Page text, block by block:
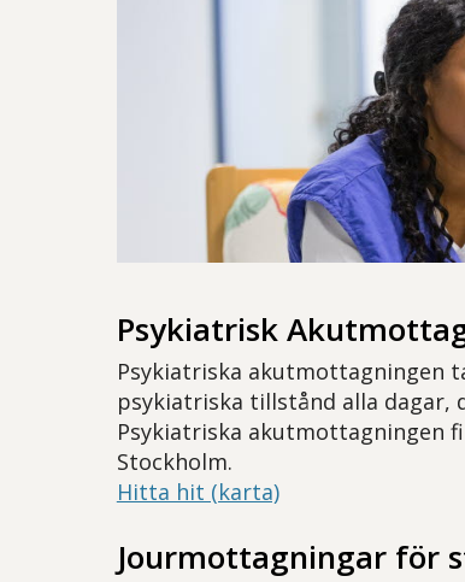
Psykiatrisk
Psykiatriska akutmottagningen
psykiatriska tillstånd alla dagar,
Psykiatriska akutmottagningen
Stockholm.
Hitta hit (karta)
Jourmottagningar för